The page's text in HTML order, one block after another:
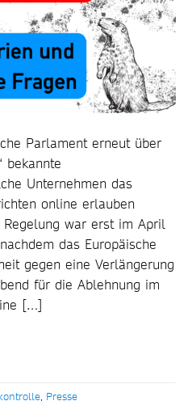
Parlament erneut über
bekannte
Unternehmen das
online erlauben
war erst im April
das Europäische
gegen eine Verlängerung
für die Ablehnung im
[…]
, Presse